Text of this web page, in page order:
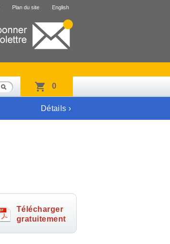
Plan du site English
0
Détails ›
Télécharger
gratuitement